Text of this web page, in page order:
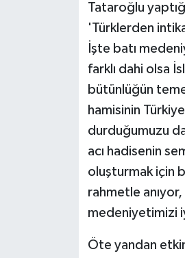
Tataroğlu
'Türklerden
İşte batı
farklı dahi olsa
bütünlüğün
hamisinin
durduğumuzu
acı hadisenin
oluşturmak için
rahmetle anıyor,
medeniyetimizi
Öte yandan